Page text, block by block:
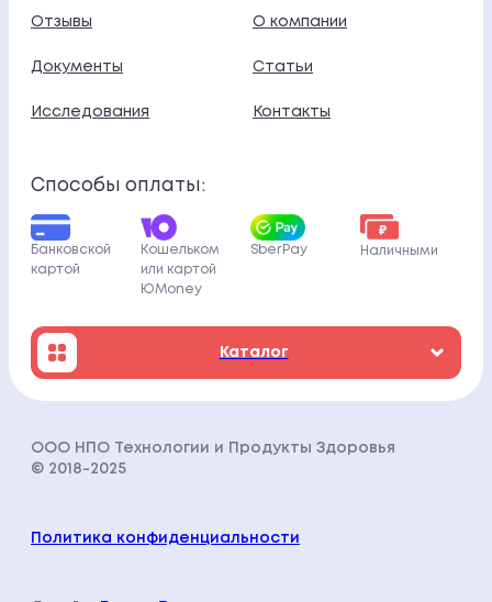
Отзывы О компании
Документы Статьи
Исследования Контакты
Способы оплаты:
Банковской
картой
Кошельком
или картой
ЮMoney
SberPay Наличными
Каталог
ООО НПО Технологии и Продукты Здоровья
© 2018-2025
Политика конфиденциальности